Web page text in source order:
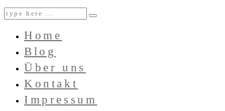
Home
Blog
Über uns
Kontakt
Impressum